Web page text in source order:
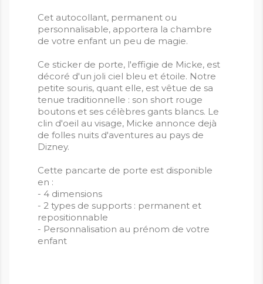
Cet autocollant, permanent ou
personnalisable, apportera la chambre
de votre enfant un peu de magie.
Ce sticker de porte, l'effigie de Micke, est
décoré d'un joli ciel bleu et étoile. Notre
petite souris, quant elle, est vêtue de sa
tenue traditionnelle : son short rouge
boutons et ses célèbres gants blancs. Le
clin d'oeil au visage, Micke annonce dejà
de folles nuits d'aventures au pays de
Dizney.
Cette pancarte de porte est disponible
en :
- 4 dimensions
- 2 types de supports : permanent et
repositionnable
- Personnalisation au prénom de votre
enfant